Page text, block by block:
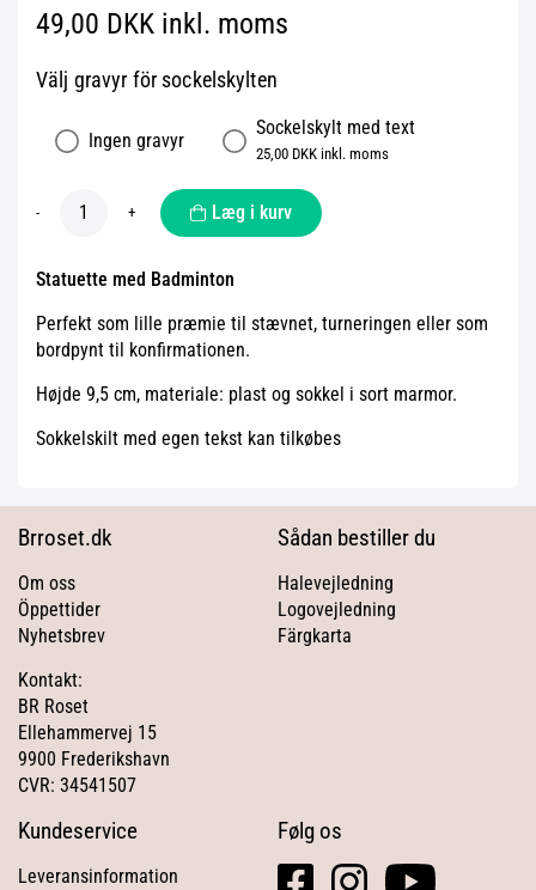
49,00 DKK inkl. moms
Välj gravyr för sockelskylten
Ingen gravyr
Sockelskylt med text
25,00 DKK inkl. moms
- + Læg i kurv
Statuette med Badminton
Perfekt som lille præmie til stævnet, turneringen eller som
bordpynt til konfirmationen.
Højde 9,5 cm, materiale: plast og sokkel i sort marmor.
Sokkelskilt med egen tekst kan tilkøbes
Brroset.dk
Om oss
Öppettider
Nyhetsbrev
Kontakt:
BR Roset
Ellehammervej 15
9900 Frederikshavn
CVR: 34541507
Sådan bestiller du
Halevejledning
Logovejledning
Färgkarta
Kundeservice
Leveransinformation
Følg os
facebookinstagramyoutube